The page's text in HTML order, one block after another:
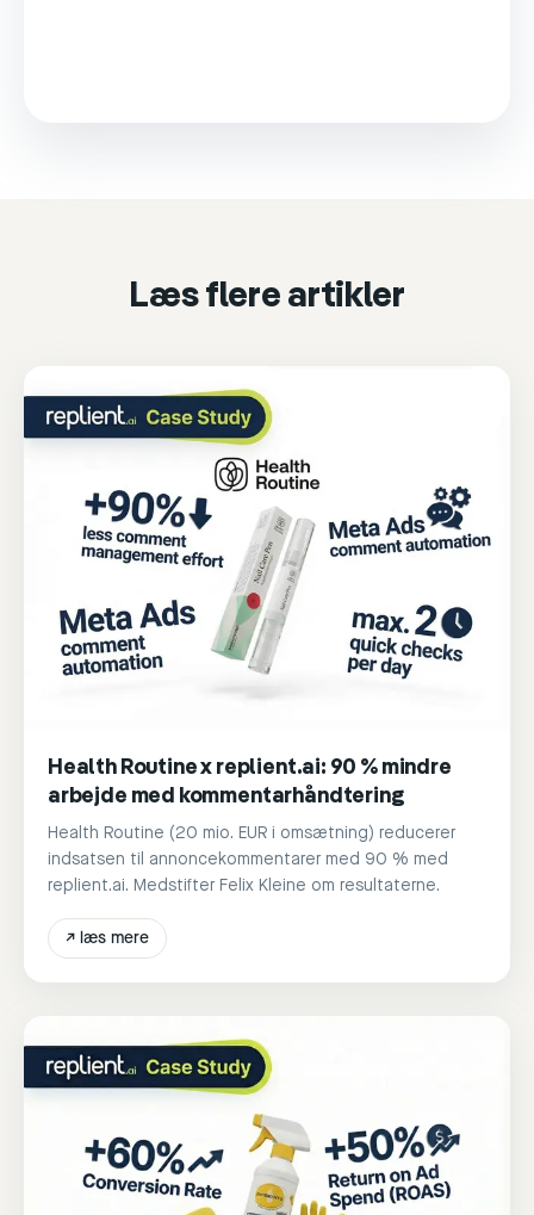
Læs flere artikler
Health Routine x replient.ai: 90 % mindre
arbejde med kommentarhåndtering
Health Routine (20 mio. EUR i omsætning) reducerer
indsatsen til annoncekommentarer med 90 % med
replient.ai. Medstifter Felix Kleine om resultaterne.
↗ læs mere